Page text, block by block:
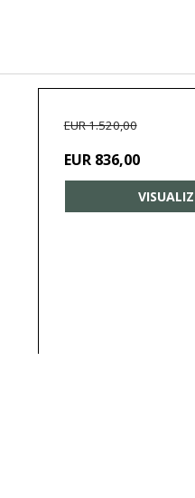
EUR 1.520,00
EUR 836,00